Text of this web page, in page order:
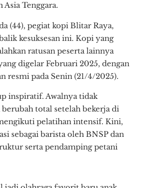
Asia Tenggara.
(44), pegiat kopi Blitar Raya,
kesuksesan ini. Kopi yang
ratusan peserta lainnya
digelar Februari 2025, dengan
resmi pada Senin (21/4/2025).
inspiratif. Awalnya tidak
total setelah bekerja di
pelatihan intensif. Kini,
sebagai barista oleh BNSP dan
serta pendamping petani